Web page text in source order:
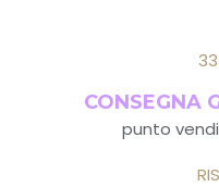
CONSEGNA
punto